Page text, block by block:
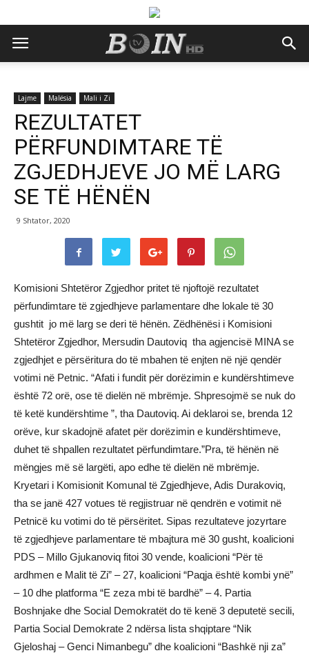
Lajme Malësia Mali i Zi
REZULTATET
PËRFUNDIMTARE TË
ZGJEDHJEVE JO MË LARG
SE TË HËNËN
9 Shtator, 2020
Komisioni Shtetëror Zgjedhor pritet të njoftojë rezultatet
përfundimtare të zgjedhjeve parlamentare dhe lokale të 30
gushtit jo më larg se deri të hënën. Zëdhënësi i Komisioni
Shtetëror Zgjedhor, Mersudin Dautoviq tha agjencisë MINA se
zgjedhjet e përsëritura do të mbahen të enjten në një qendër
votimi në Petnic. “Afati i fundit për dorëzimin e kundërshtimeve
është 72 orë, ose të dielën në mbrëmje. Shpresojmë se nuk do
të ketë kundërshtime ”, tha Dautoviq. Ai deklaroi se, brenda 12
orëve, kur skadojnë afatet për dorëzimin e kundërshtimeve,
duhet të shpallen rezultatet përfundimtare.”Pra, të hënën në
mëngjes më së largëti, apo edhe të dielën në mbrëmje.
Kryetari i Komisionit Komunal të Zgjedhjeve, Adis Durakoviq,
tha se janë 427 votues të regjistruar në qendrën e votimit në
Petnicë ku votimi do të përsëritet. Sipas rezultateve jozyrtare
të zgjedhjeve parlamentare të mbajtura më 30 gusht, koalicioni
PDS – Millo Gjukanoviq fitoi 30 vende, koalicioni “Për të
ardhmen e Malit të Zi” – 27, koalicioni “Paqja është kombi ynë”
– 10 dhe platforma “E zeza mbi të bardhë” – 4. Partia
Boshnjake dhe Social Demokratët do të kenë 3 deputetë secili,
Partia Social Demokrate 2 ndërsa lista shqiptare “Nik
Gjeloshaj – Genci Nimanbegu” dhe koalicioni “Bashkë nji za”